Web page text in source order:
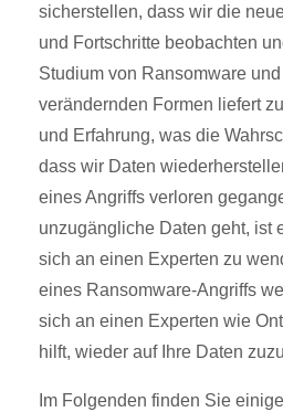
sicherstellen, dass wir die
und Fortschritte beobachten
Studium von Ransomware
verändernden Formen liefert
und Erfahrung, was die
dass wir Daten
eines Angriffs verloren
unzugängliche Daten geht, ist
sich an einen Experten zu
eines Ransomware-Angriffs
sich an einen Experten wie
hilft, wieder auf Ihre Daten
Im Folgenden finden Sie